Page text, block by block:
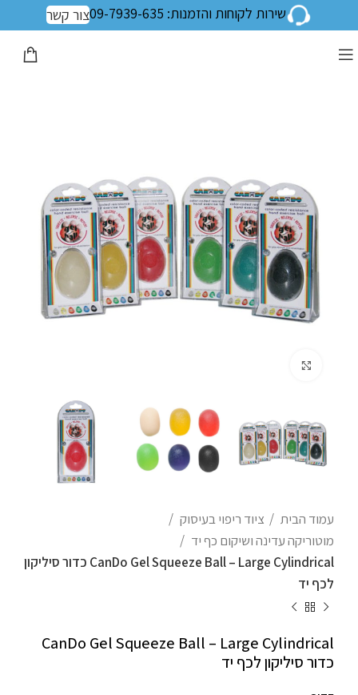
שירות לקוחות והזמנות: 09-7939-635 צור קשר
עמוד הבית
ציוד ריפוי בעיסוק
מוטוריקה עדינה ושיקום כף יד
CanDo Gel Squeeze Ball – Large Cylindrical כדור סיליקון
לכף יד
CanDo Gel Squeeze Ball – Large Cylindrical
כדור סיליקון לכף יד